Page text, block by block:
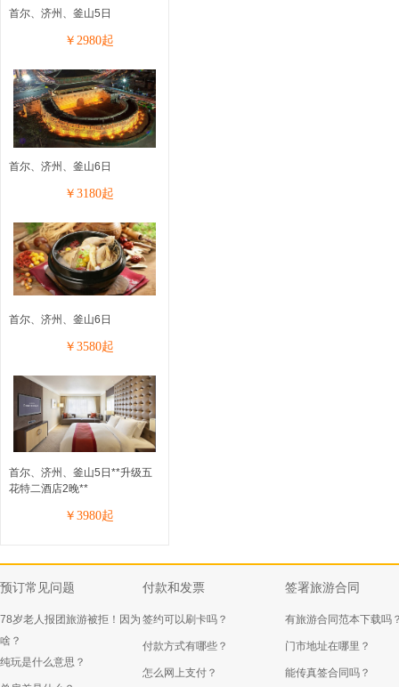
首尔、济州、釜山5日
￥ 2980起
首尔、济州、釜山6日
￥ 3180起
首尔、济州、釜山6日
￥ 3580起
首尔、济州、釜山5日**升级五
花特二酒店2晚**
￥ 3980起
预订常见问题
78岁老人报团旅游被拒！因为
啥？
纯玩是什么意思？
付款和发票
签约可以刷卡吗？
付款方式有哪些？
怎么网上支付？
签署旅游合同
有旅游合同范本下载吗
门市地址在哪里？
能传真签合同吗？